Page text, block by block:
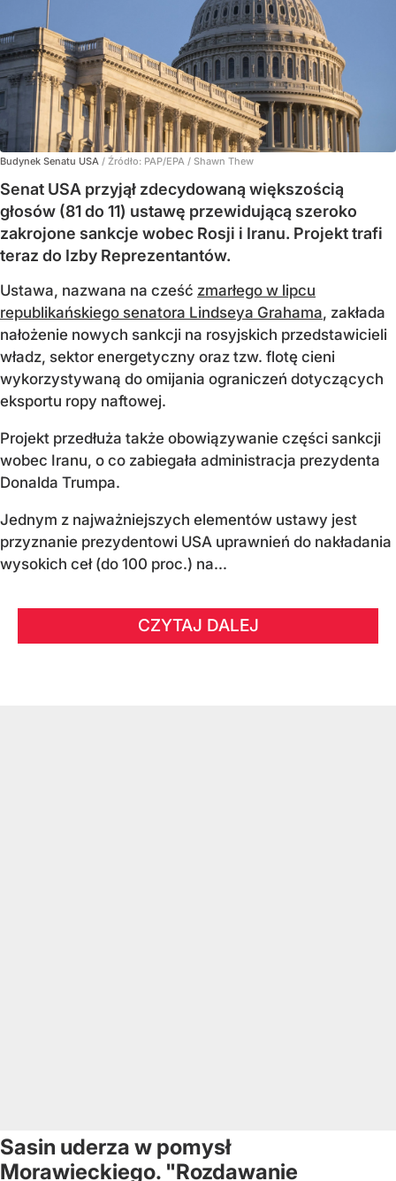
Budynek Senatu USA / Źródło: PAP/EPA / Shawn Thew
Senat USA przyjął zdecydowaną większością
głosów (81 do 11) ustawę przewidującą szeroko
zakrojone sankcje wobec Rosji i Iranu. Projekt trafi
teraz do Izby Reprezentantów.
Ustawa, nazwana na cześć zmarłego w lipcu
republikańskiego senatora Lindseya Grahama, zakłada
nałożenie nowych sankcji na rosyjskich przedstawicieli
władz, sektor energetyczny oraz tzw. flotę cieni
wykorzystywaną do omijania ograniczeń dotyczących
eksportu ropy naftowej.
Projekt przedłuża także obowiązywanie części sankcji
wobec Iranu, o co zabiegała administracja prezydenta
Donalda Trumpa.
Jednym z najważniejszych elementów ustawy jest
przyznanie prezydentowi USA uprawnień do nakładania
wysokich ceł (do 100 proc.) na...
CZYTAJ DALEJ
Sasin uderza w pomysł
Morawieckiego. "Rozdawanie